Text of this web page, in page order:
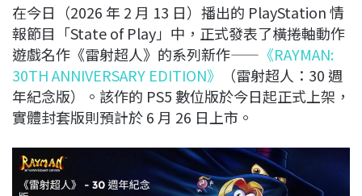
b
o
o
k
a
d
s
e
d
I
n
L
i
n
k
在今日（2026 年 2 月 13 日）播出的 PlayStation 情
報節目「State of Play」中，正式發表了橫捲軸動作
遊戲名作《雷射超人》的系列新作—— 《RAYMAN:
30TH ANNIVERSARY EDITION》
（雷射超人：30 週
年紀念版）。該作的 PS5 數位版於今日起正式上架，
實體封套版則預計於 6 月 26 日上市。